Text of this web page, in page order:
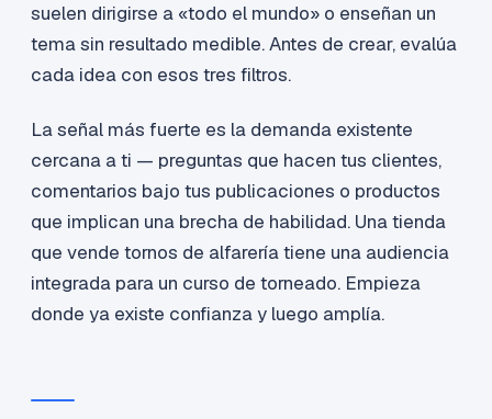
suelen dirigirse a «todo el mundo» o enseñan un
tema sin resultado medible. Antes de crear, evalúa
cada idea con esos tres filtros.
La señal más fuerte es la demanda existente
cercana a ti — preguntas que hacen tus clientes,
comentarios bajo tus publicaciones o productos
que implican una brecha de habilidad. Una tienda
que vende tornos de alfarería tiene una audiencia
integrada para un curso de torneado. Empieza
donde ya existe confianza y luego amplía.